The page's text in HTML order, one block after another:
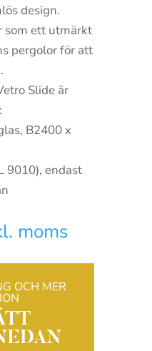
design.
som ett utmärkt
pergolor för att
Slide är
B2400 x
9010), endast
moms
OCH MER